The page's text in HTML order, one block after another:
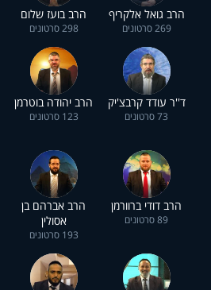
הרב גואל אלקריף
269 סרטונים
הרב בועז שלום
298 סרטונים
ד''ר עודד קרבצ'יק
73 סרטונים
הרב יהודה בוטרמן
123 סרטונים
הרב דודי ברוורמן
89 סרטונים
הרב אברהם בן
אסולין
193 סרטונים